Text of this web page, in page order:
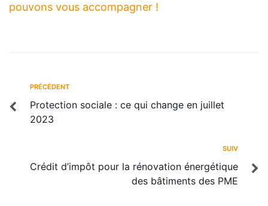
pouvons vous accompagner !
PRÉCÉDENT
Protection sociale : ce qui change en juillet
2023
SUIV
Crédit d’impôt pour la rénovation énergétique
des bâtiments des PME